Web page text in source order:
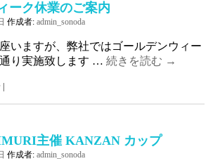
ーク休業のご案内
作成者: admin_sonoda
いますが、弊社ではゴールデンウィー
り実施致します …続きを読む →
主催 KANZAN カップ
作成者: admin_sonoda